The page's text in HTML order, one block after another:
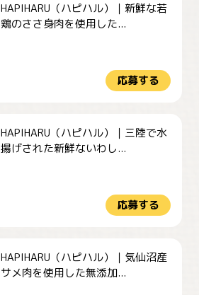
HAPIHARU（ハピハル）｜新鮮な若
鶏のささ身肉を使用した...
応募する
HAPIHARU（ハピハル）｜三陸で水
揚げされた新鮮ないわし...
応募する
HAPIHARU（ハピハル）｜気仙沼産
サメ肉を使用した無添加...